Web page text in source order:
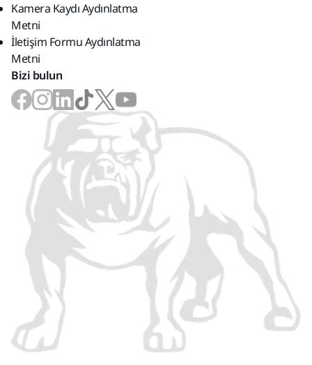
Kamera Kaydı Aydınlatma
Metni
İletişim Formu Aydınlatma
Metni
Bizi bulun